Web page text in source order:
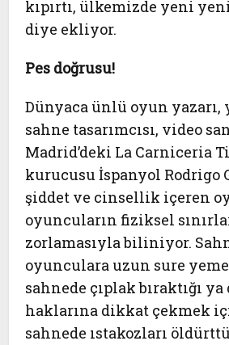
kıpırtı, ülkemizde yeni
diye ekliyor.
Pes doğrusu!
Dünyaca ünlü oyun yazarı,
sahne tasarımcısı, video
Madrid’deki La Carniceria
kurucusu İspanyol Rodrigo
şiddet ve cinsellik içeren
oyuncuların fiziksel
zorlamasıyla biliniyor.
oyunculara uzun sure
sahnede çıplak bıraktığı
haklarına dikkat çekmek
sahnede ıstakozları